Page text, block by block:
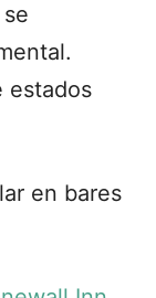
estados
en bares